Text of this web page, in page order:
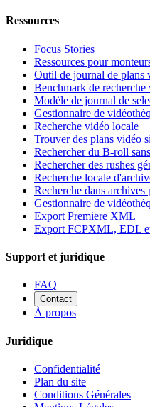
Ressources
Focus Stories
Ressources pour
Outil de journal de plans
Benchmark de recherche
Modèle de journal de
Gestionnaire de
Recherche vidéo locale
Trouver des plans vidéo
Rechercher du B-roll
Rechercher des rushes
Recherche locale
Recherche dans
Gestionnaire de
Export Premiere XML
Export FCPXML, EDL
Support et juridique
FAQ
Contact
À propos
Juridique
Confidentialité
Plan du site
Conditions Générales